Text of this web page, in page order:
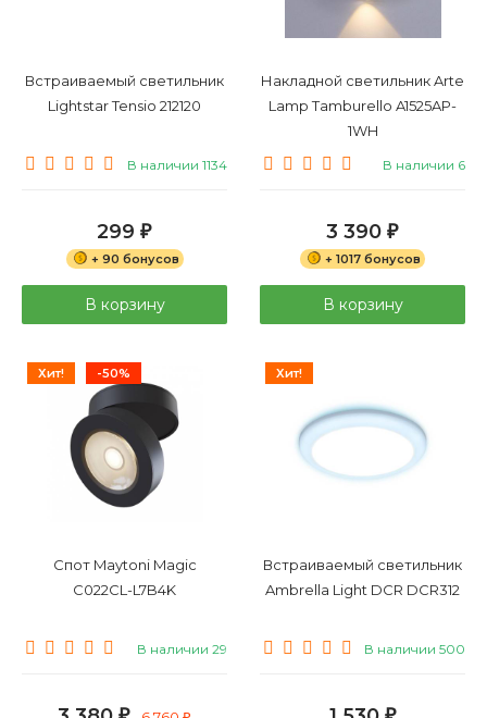
Встраиваемый светильник
Lightstar Tensio 212120
В наличии 1134
299 ₽
+ 90 бонусов
В корзину
Накладной светильник Arte
Lamp Tamburello A1525AP-
1WH
В наличии 6
3 390 ₽
+ 1017 бонусов
В корзину
Хит! -50%
Спот Maytoni Magic
C022CL-L7B4K
В наличии 29
₽
Хит!
Встраиваемый светильник
Ambrella Light DCR DCR312
В наличии 500
₽